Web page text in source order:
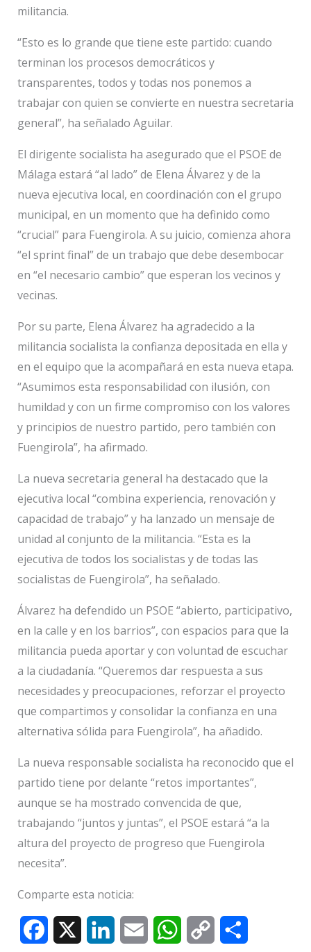
militancia.
“Esto es lo grande que tiene este partido: cuando
terminan los procesos democráticos y
transparentes, todos y todas nos ponemos a
trabajar con quien se convierte en nuestra secretaria
general”, ha señalado Aguilar.
El dirigente socialista ha asegurado que el PSOE de
Málaga estará “al lado” de Elena Álvarez y de la
nueva ejecutiva local, en coordinación con el grupo
municipal, en un momento que ha definido como
“crucial” para Fuengirola. A su juicio, comienza ahora
“el sprint final” de un trabajo que debe desembocar
en “el necesario cambio” que esperan los vecinos y
vecinas.
Por su parte, Elena Álvarez ha agradecido a la
militancia socialista la confianza depositada en ella y
en el equipo que la acompañará en esta nueva etapa.
“Asumimos esta responsabilidad con ilusión, con
humildad y con un firme compromiso con los valores
y principios de nuestro partido, pero también con
Fuengirola”, ha afirmado.
La nueva secretaria general ha destacado que la
ejecutiva local “combina experiencia, renovación y
capacidad de trabajo” y ha lanzado un mensaje de
unidad al conjunto de la militancia. “Esta es la
ejecutiva de todos los socialistas y de todas las
socialistas de Fuengirola”, ha señalado.
Álvarez ha defendido un PSOE “abierto, participativo,
en la calle y en los barrios”, con espacios para que la
militancia pueda aportar y con voluntad de escuchar
a la ciudadanía. “Queremos dar respuesta a sus
necesidades y preocupaciones, reforzar el proyecto
que compartimos y consolidar la confianza en una
alternativa sólida para Fuengirola”, ha añadido.
La nueva responsable socialista ha reconocido que el
partido tiene por delante “retos importantes”,
aunque se ha mostrado convencida de que,
trabajando “juntos y juntas”, el PSOE estará “a la
altura del proyecto de progreso que Fuengirola
necesita”.
Comparte esta noticia:
W